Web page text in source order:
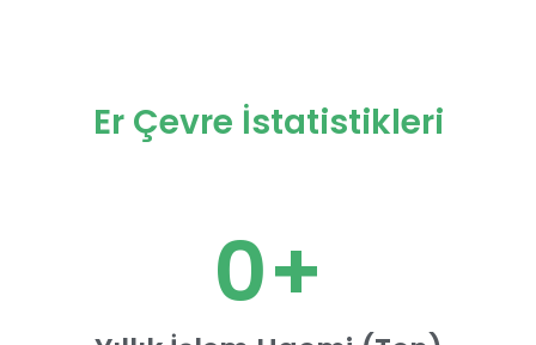
Er Çevre İstatistikleri
0+